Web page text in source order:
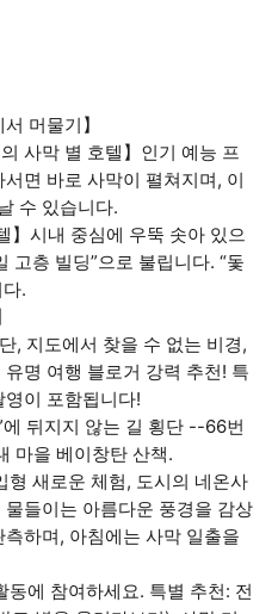
머물기】
사막 별 호텔】인기 예능 프
면 바로 사막이 펼쳐지며, 이
수 있습니다.
】시내 중심에 우뚝 솟아 있으
고층 빌딩”으로 불립니다. “돛
.
, 지도에서 찾을 수 없는 비경,
명 여행 블로거 강력 추천! 특
이 포함됩니다!
뒤지지 않는 길 횡단 --66번
마을 베이창탄 산책.
새로운 체험, 도시의 네온사
들이는 아름다운 풍경을 감상
하며, 아침에는 사막 일출을
에 참여하세요. 특별 추천: 전